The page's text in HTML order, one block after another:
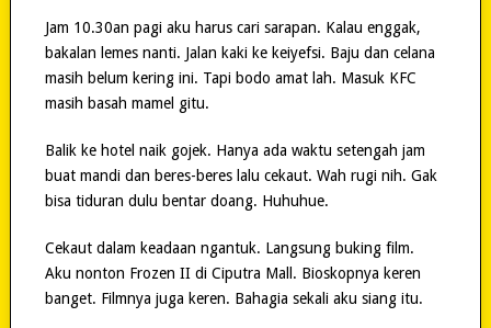
Jam 10.30an pagi aku harus cari sarapan. Kalau enggak,
bakalan lemes nanti. Jalan kaki ke keiyefsi. Baju dan celana
masih belum kering ini. Tapi bodo amat lah. Masuk KFC
masih basah mamel gitu.
Balik ke hotel naik gojek. Hanya ada waktu setengah jam
buat mandi dan beres-beres lalu cekaut. Wah rugi nih. Gak
bisa tiduran dulu bentar doang. Huhuhue.
Cekaut dalam keadaan ngantuk. Langsung buking film.
Aku nonton Frozen II di Ciputra Mall. Bioskopnya keren
banget. Filmnya juga keren. Bahagia sekali aku siang itu.